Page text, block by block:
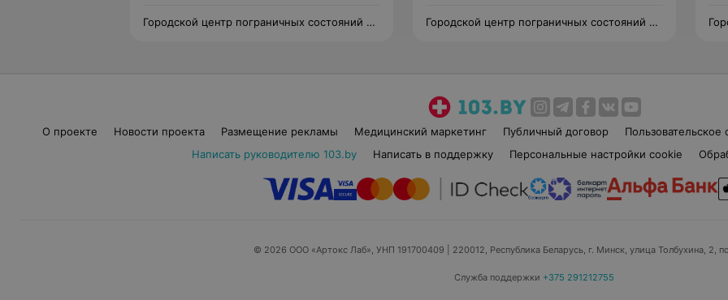
Городской центр пограничных состояний и
Городской центр пограничных состояний и
О проекте Новости проекта Размещение рекламы Медицинский маркетинг Публичный договор Пользовательское
Написать руководителю 103.by
Написать в поддержку Персональные настройки cookie
© 2026 ООО «Артокс Лаб», УНП 191700409 | 220012, Республика Беларусь, г. Минск, улица Толбухина, 2,
Служба поддержки +375 291212755